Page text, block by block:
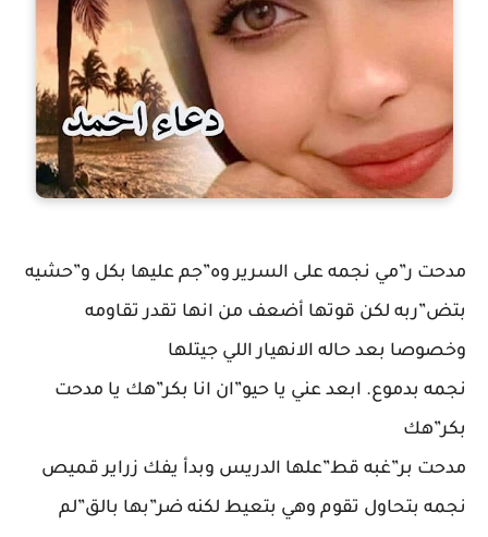
مدحت ر”مي نجمه على السرير وه”جم عليها بكل و”حشيه
بتض”ربه لكن قوتها أضعف من انها تقدر تقاومه
وخصوصا بعد حاله الانهيار اللي جيتلها
نجمه بدموع. ابعد عني يا حيو”ان انا بكر”هك يا مدحت
بكر”هك
مدحت بر”غبه قط”علها الدريس وبدأ يفك زراير قميص
نجمه بتحاول تقوم وهي بتعيط لكنه ضر”بها بالق”لم